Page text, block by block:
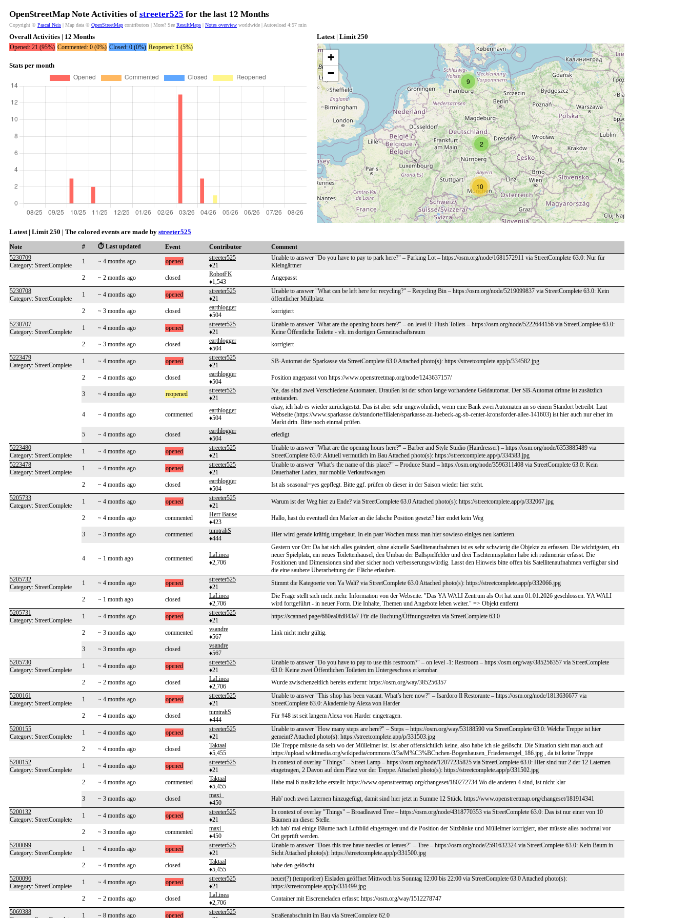
OpenStreetMap Note Activities of streeter525 for the last 12 Months
Copyright © Pascal Neis | Map data © OpenStreetMap contributors | More? See ResultMaps | Notes overview worldwide | Autoreload 4:57 min
Overall Activities | 12 Months
Opened: 21 (95%) Commented: 0 (0%) Closed: 0 (0%) Reopened: 1 (5%)
Stats per month
Latest | Limit 250
9
10
2
+
−
Latest | Limit 250 | The colored events are made by streeter525
Note # ⏱️ Last updated Event Contributor
Comment
5230709
Category: StreetComplete
1 ~ 4 months ago opened
streeter525
♦21
Unable to answer "Do you have to pay to park here?" – Parking Lot – https://osm.org/node/1681572911 via StreetComplete 63.0: Nur für
Kleingärtner
2
~ 2 months ago closed
RobotFK
♦1,543
Angepasst
5230708
Category: StreetComplete
1 ~ 4 months ago opened
streeter525
♦21
Unable to answer "What can be left here for recycling?" – Recycling Bin – https://osm.org/node/5219099837 via StreetComplete 63.0: Kein
öffentlicher Müllplatz
2
~ 3 months ago closed
earthlogger
♦504
korrigiert
5230707
Category: StreetComplete
1 ~ 4 months ago opened
streeter525
♦21
Unable to answer "What are the opening hours here?" – on level 0: Flush Toilets – https://osm.org/node/5222644156 via StreetComplete 63.0:
Keine Öffentliche Toilette - vlt. im dortigen Gemeinschaftsraum
2
~ 3 months ago closed
earthlogger
♦504
korrigiert
5223479
Category: StreetComplete
1 ~ 4 months ago opened
streeter525
♦21
SB-Automat der Sparkasse via StreetComplete 63.0 Attached photo(s): https://streetcomplete.app/p/334582.jpg
2 ~ 4 months ago closed
earthlogger
♦504
Position angepasst von https://www.openstreetmap.org/node/1243637157/
3 ~ 4 months ago reopened
streeter525
♦21
Ne, das sind zwei Verschiedene Automaten. Draußen ist der schon lange vorhandene Geldautomat. Der SB-Automat drinne ist zusätzlich
entstanden.
4 ~ 4 months ago commented
earthlogger
♦504
okay, ich hab es wieder zurückgestzt. Das ist aber sehr ungewöhnlich, wenn eine Bank zwei Automaten an so einem Standort betreibt. Laut
Webseite (https://www.sparkasse.de/standorte/filialen/sparkasse-zu-luebeck-ag-sb-center-kronsforder-allee-141603) ist hier auch nur einer im
Markt drin. Bitte noch einmal prüfen.
5
~ 4 months ago closed
earthlogger
♦504
erledigt
5223480
Category: StreetComplete
1 ~ 4 months ago opened
streeter525
♦21
Unable to answer "What are the opening hours here?" – Barber and Style Studio (Hairdresser) – https://osm.org/node/6353885489 via
StreetComplete 63.0: Aktuell vermutlich im Bau Attached photo(s): https://streetcomplete.app/p/334583.jpg
5223478
Category: StreetComplete
1 ~ 4 months ago opened
streeter525
♦21
Unable to answer "What’s the name of this place?" – Produce Stand – https://osm.org/node/3596311408 via StreetComplete 63.0: Kein
Dauerhafter Laden, nur mobile Verkaufswagen
2
~ 4 months ago closed
earthlogger
♦504
Ist als seasonal=yes gepflegt. Bitte ggf. prüfen ob dieser in der Saison wieder hier steht.
5205733
Category: StreetComplete
1 ~ 4 months ago opened
streeter525
♦21
Warum ist der Weg hier zu Ende? via StreetComplete 63.0 Attached photo(s): https://streetcomplete.app/p/332067.jpg
2 ~ 4 months ago commented
Herr Bause
♦423
Hallo, hast du eventuell den Marker an die falsche Position gesetzt? hier endet kein Weg
3 ~ 3 months ago commented
tumtrahS
♦444
Hier wird gerade kräftig umgebaut. In ein paar Wochen muss man hier sowieso einiges neu kartieren.
4 ~ 1 month ago commented
LaLinea
♦2,706
Gestern vor Ort: Da hat sich alles geändert, ohne aktuelle Satellitenaufnahmen ist es sehr schwierig die Objekte zu erfassen. Die wichtigsten, ein
neuer Spielplatz, ein neues Toilettenhäusel, den Umbau der Ballspielfelder und drei Tischtennisplatten habe ich rudimentär erfasst. Die
Positionen und Dimensionen sind aber sicher noch verbesserungswürdig. Lasst den Hinweis bitte offen bis Satellitenaufnahmen verfügbar sind
die eine saubere Überarbeitung der Fläche erlauben.
5205732
Category: StreetComplete
1 ~ 4 months ago opened
streeter525
♦21
Stimmt die Kategoerie von Ya Wali? via StreetComplete 63.0 Attached photo(s): https://streetcomplete.app/p/332066.jpg
2 ~ 1 month ago closed
LaLinea
♦2,706
Die Frage stellt sich nicht mehr. Information von der Webseite: "Das YA WALI Zentrum als Ort hat zum 01.01.2026 geschlossen. YA WALI
wird fortgeführt - in neuer Form. Die Inhalte, Themen und Angebote leben weiter." => Objekt entfernt
5205731
Category: StreetComplete
1 ~ 4 months ago opened
streeter525
♦21
https://scanned.page/680ea0fd843a7 Für die Buchung/Öffnungszeiten via StreetComplete 63.0
2 ~ 3 months ago commented
vsandre
♦567
Link nicht mehr gültig.
3 ~ 3 months ago closed
vsandre
♦567
5205730
Category: StreetComplete
1 ~ 4 months ago opened
streeter525
♦21
Unable to answer "Do you have to pay to use this restroom?" – on level -1: Restroom – https://osm.org/way/385256357 via StreetComplete
63.0: Keine zwei Öffentlichen Toiletten im Untergeschoss erkennbar.
2
~ 2 months ago closed
LaLinea
♦2,706
Wurde zwischenzeitlich bereits entfernt: https://osm.org/way/385256357
5200161
Category: StreetComplete
1 ~ 4 months ago opened
streeter525
♦21
Unable to answer "This shop has been vacant. What’s here now?" – Isardoro Il Restorante – https://osm.org/node/1813636677 via
StreetComplete 63.0: Akademie by Alexa von Harder
2
~ 4 months ago closed
tumtrahS
♦444
Für #48 ist seit langem Alexa von Harder eingetragen.
5200155
Category: StreetComplete
1 ~ 4 months ago opened
streeter525
♦21
Unable to answer "How many steps are here?" – Steps – https://osm.org/way/53188590 via StreetComplete 63.0: Welche Treppe ist hier
gemeint? Attached photo(s): https://streetcomplete.app/p/331503.jpg
2
~ 4 months ago closed
Taktaal
♦5,455
Die Treppe müsste da sein wo der Mülleimer ist. Ist aber offensichtlich keine, also habe ich sie gelöscht. Die Situation sieht man auch auf
https://upload.wikimedia.org/wikipedia/commons/3/3a/M%C3%BCnchen-Bogenhausen_Friedensengel_186.jpg , da ist keine Treppe
5200152
Category: StreetComplete
1 ~ 4 months ago opened
streeter525
♦21
In context of overlay "Things" – Street Lamp – https://osm.org/node/12077235825 via StreetComplete 63.0: Hier sind nur 2 der 12 Laternen
eingetragen, 2 Davon auf dem Platz vor der Treppe. Attached photo(s): https://streetcomplete.app/p/331502.jpg
2
~ 4 months ago commented
Taktaal
♦5,455
Habe mal 6 zusätzliche erstellt: https://www.openstreetmap.org/changeset/180272734 Wo die anderen 4 sind, ist nicht klar
3 ~ 3 months ago closed
maxi_
♦450
Hab' noch zwei Laternen hinzugefügt, damit sind hier jetzt in Summe 12 Stück. https://www.openstreetmap.org/changeset/181914341
5200132
Category: StreetComplete
1 ~ 4 months ago opened
streeter525
♦21
In context of overlay "Things" – Broadleaved Tree – https://osm.org/node/4318770353 via StreetComplete 63.0: Das ist nur einer von 10
Bäumen an dieser Stelle.
2
~ 3 months ago commented
maxi_
♦450
Ich hab' mal einige Bäume nach Luftbild eingetragen und die Position der Sitzbänke und Mülleimer korrigiert, aber müsste alles nochmal vor
Ort geprüft werden.
5200099
Category: StreetComplete
1 ~ 4 months ago opened
streeter525
♦21
Unable to answer "Does this tree have needles or leaves?" – Tree – https://osm.org/node/2591632324 via StreetComplete 63.0: Kein Baum in
Sicht Attached photo(s): https://streetcomplete.app/p/331500.jpg
2
~ 4 months ago closed
Taktaal
♦5,455
habe den gelöscht
5200096
Category: StreetComplete
1 ~ 4 months ago opened
streeter525
♦21
neuer(?) (temporärer) Eisladen geöffnet Mittwoch bis Sonntag 12:00 bis 22:00 via StreetComplete 63.0 Attached photo(s):
https://streetcomplete.app/p/331499.jpg
2
~ 2 months ago closed
LaLinea
♦2,706
Container mit Eiscremeladen erfasst: https://osm.org/way/1512278747
5069388
1 ~ 8 months ago opened
streeter525
Straßenabschnitt im Bau via StreetComplete 62.0